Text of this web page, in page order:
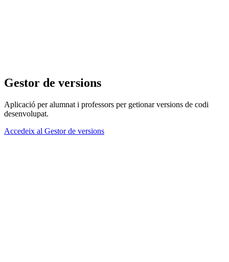
Gestor de versions
Aplicació per alumnat i professors per getionar versions de codi
desenvolupat.
Accedeix al Gestor de versions